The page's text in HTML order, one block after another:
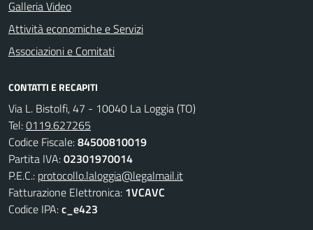
Galleria Video
Attività economiche e Servizi
Associazioni e Comitati
CONTATTI E RECAPITI
Via L. Bistolfi, 47 - 10040 La Loggia (TO)
Tel:0119.627265
Codice Fiscale:84500810019
Partita IVA:02301970014
P.E.C.: protocollo.laloggia@legalmail.it
Fatturazione Elettronica: 1VCAVC
Codice IPA:c_e423